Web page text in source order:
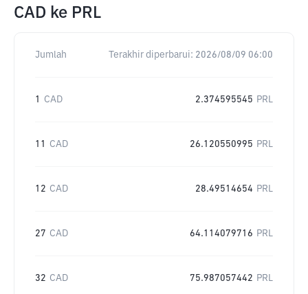
CAD ke PRL
Jumlah Terakhir diperbarui: 2026/08/09 06:00
1 CAD 2.374595545 PRL
11 CAD 26.120550995 PRL
12 CAD 28.49514654 PRL
27 CAD 64.114079716 PRL
32 CAD 75.987057442 PRL